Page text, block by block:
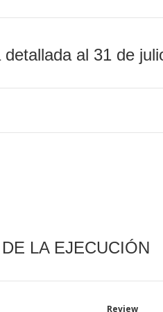
al 31 de
LA EJECUCIÓN
Review